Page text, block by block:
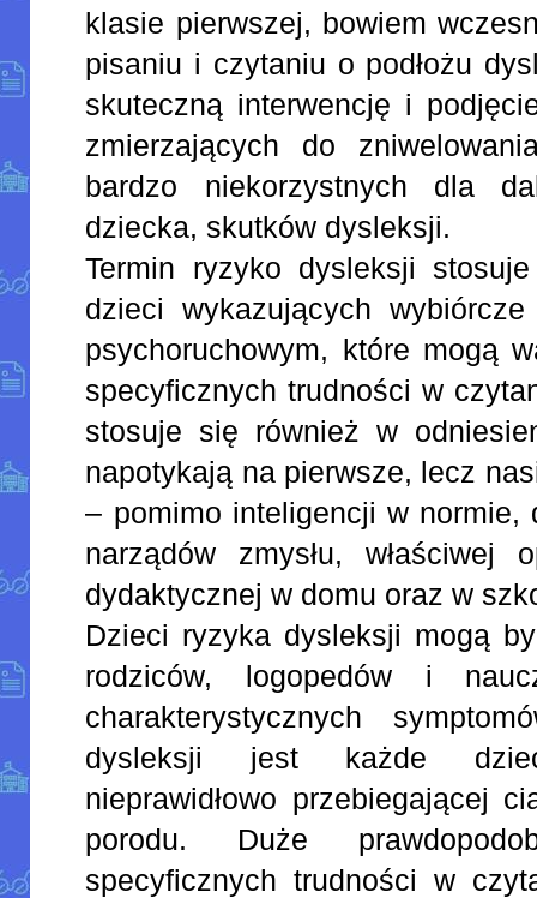
klasie pierwszej, bowiem
pisaniu i czytaniu o podłożu
skuteczną interwencję i
zmierzających do
bardzo niekorzystnych dla
dziecka, skutków dysleksji.
Termin ryzyko dysleksji
dzieci wykazujących
psychoruchowym, które mogą
specyficznych trudności w
stosuje się również w
napotykają na pierwsze, lecz
– pomimo inteligencji w normie,
narządów zmysłu, właściwej
dydaktycznej w domu oraz w
Dzieci ryzyka dysleksji mogą
rodziców, logopedów i
charakterystycznych
dysleksji jest każde
nieprawidłowo przebiegającej
porodu. Duże
specyficznych trudności w